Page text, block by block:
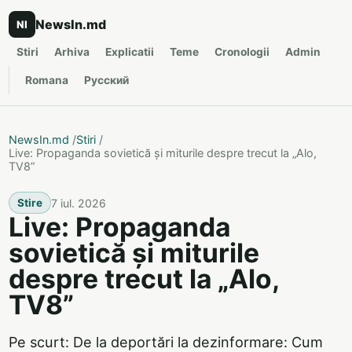
NI NewsIn.md
Stiri Arhiva Explicatii Teme Cronologii Admin
Romana Русский
NewsIn.md /Stiri /
Live: Propaganda sovietică și miturile despre trecut la „Alo,
TV8”
Stire 7 iul. 2026
Live: Propaganda
sovietică și miturile
despre trecut la „Alo,
TV8”
Pe scurt: De la deportări la dezinformare: Cum